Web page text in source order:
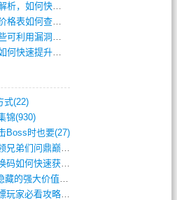
定位BOSS位置？
表如何查询？
何快速提升战力？
力？新手必看攻略
式(22)
锦(930)
Boss时也要(27)
沙巴克城主争霸战，如何带领兄弟们问鼎巅峰(565)
满攻速传奇私服赤月龙城兑换码如何快速获取(676)
传奇sf中的神秘礼包：洞悉隐藏的强大价值(427)
道士开局如何快速打金？白嫖玩家必看攻略(5)